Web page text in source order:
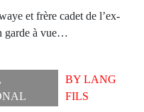
et frère cadet de l’ex-
garde à vue…
,
BYLANG
FILS